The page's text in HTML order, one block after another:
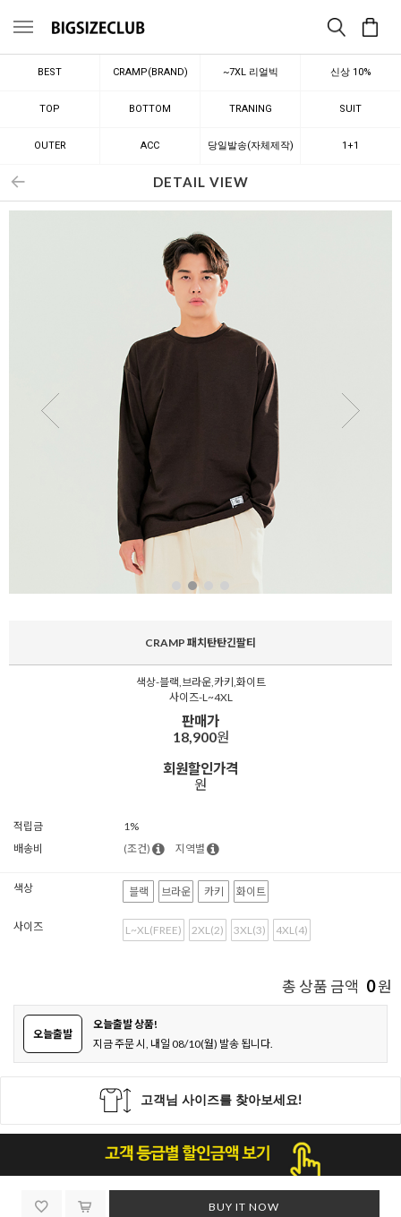
메뉴
BEST CRAMP(BRAND) ~7XL 리얼빅 신상 10%
TOP BOTTOM TRANING SUIT
OUTER ACC 당일발송(자체제작) 1+1
DETAIL VIEW
CRAMP 패치탄탄긴팔티
색상-블랙,브라운,카키,화이트
사이즈-L~4XL
판매가
18,900원
회원할인가격
원
적립금
1%
배송비
(조건) 지역별
색상 블랙 브라운 카키 화이트
사이즈 L~XL(FREE) 2XL(2) 3XL(3) 4XL(4)
총 상품 금액 0원
오늘출발
오늘출발 상품!
지금 주문 시, 내일 08/10(월) 발송 됩니다.
BUY IT NOW